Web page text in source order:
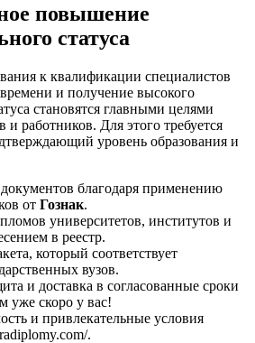
повышение
статуса
к квалификации специалистов
и получение высокого
становятся главными целями
и работников. Для этого требуется
уровень образования и
благодаря применению
от Гознак.
университетов, институтов и
в реестр.
который соответствует
вузов.
и доставка в согласованные сроки
уже скоро у вас!
и привлекательные условия
.